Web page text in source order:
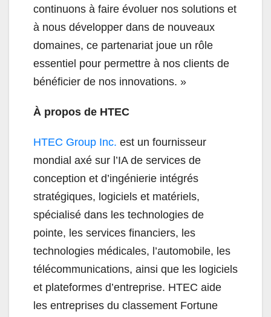
continuons à faire évoluer nos solutions et
à nous développer dans de nouveaux
domaines, ce partenariat joue un rôle
essentiel pour permettre à nos clients de
bénéficier de nos innovations. »
À propos de HTEC
HTEC Group Inc. est un fournisseur
mondial axé sur l’IA de services de
conception et d’ingénierie intégrés
stratégiques, logiciels et matériels,
spécialisé dans les technologies de
pointe, les services financiers, les
technologies médicales, l’automobile, les
télécommunications, ainsi que les logiciels
et plateformes d’entreprise. HTEC aide
les entreprises du classement Fortune